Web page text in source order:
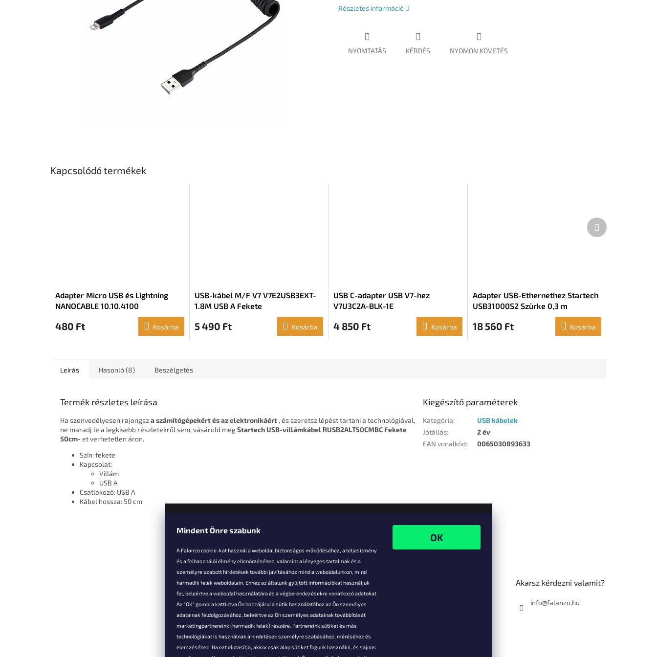
Mindent Önre szabunk
A Falanzo cookie-kat használ a weboldal biztonságos működéséhez, a teljesítmény
és a felhasználói élmény ellenőrzéséhez, valamint a lényeges tartalmak és a
személyre szabott hirdetések további javításához mind a weboldalunkon, mind
harmadik felek weboldalain. Ehhez az általunk gyűjtött információkat használjuk
fel, beleértve a weboldal használatára és a végberendezésekre vonatkozó adatokat.
Az "OK" gombra kattintva Ön hozzájárul a sütik használatához az Ön személyes
adatainak feldolgozásához, beleértve az Ön személyes adatainak továbbítását
marketingpartnereink (harmadik felek) részére. Partnereink sütiket és más
technológiákat is használnak a hirdetések személyre szabásához, méréséhez és
elemzéséhez. Ha ezt elutasítja, akkor csak alap sütiket fogunk használni, és sajnos
Részletes információ
NYOMTATÁS KÉRDÉS NYOMON KÖVETÉS
Kapcsolódó termékek
Adapter Micro USB és Lightning
NANOCABLE 10.10.4100
480 Ft Kosárba
USB-kábel M/F V7 V7E2USB3EXT-
1.8M USB A Fekete
5 490 Ft Kosárba
USB C-adapter USB V7-hez
V7U3C2A-BLK-1E
4 850 Ft Kosárba
Adapter USB-Ethernethez Startech
USB31000S2 Szürke 0,3 m
18 560 Ft Kosárba
Következő
termék
Leírás Hasonló (8) Beszélgetés
Termék részletes leírása
Ha szenvedélyesen rajongsza számítógépekért és az elektronikáért , és szeretsz lépést tartani a technológiával,
ne maradj le a legkisebb részletekről sem, vásárold megStartech USB-villámkábel RUSB2ALT50CMBC Fekete
50cm- et verhetetlen áron.
Szín: fekete
Kapcsolat:
Villám
USB A
Csatlakozó: USB A
Kábel hossza: 50 cm
Kiegészítő paraméterek
Kategória:
USB kábelek
Jótállás:
2 év
EAN vonalkód: 0065030893633
Vevőknek
Hűségkedvezmények
Szállítás és fizetés
Panaszok és áruk
visszaküldése
Általános Szerződési
Akarsz kérdezni valamit?
info@falanzo.hu